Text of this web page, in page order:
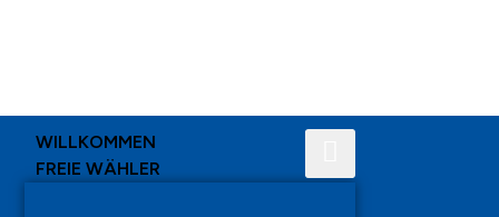
WILLKOMMEN
FREIE WÄHLER